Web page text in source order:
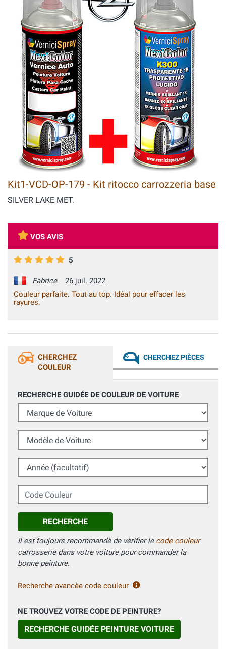
Kit1-VCD-OP-179 - Kit ritocco carrozzeria base
SILVER LAKE MET.
VOS AVIS
5
Fabrice
26 juil. 2022
Couleur parfaite. Tout au top. Idéal pour effacer les
rayures.
CHERCHEZ
COULEUR
CHERCHEZ PIÈCES
RECHERCHE GUIDÉE DE COULEUR DE VOITURE
Marque de Voiture
Modèle de Voiture
Année (facultatif)
Code Couleur
RECHERCHE
Il est toujours recommandè de vèrifier le code couleur
carrosserie dans votre voiture pour commander la
bonne peinture.
Recherche avancèe code couleur
NE TROUVEZ VOTRE CODE DE PEINTURE?
RECHERCHE GUIDÉE PEINTURE VOITURE